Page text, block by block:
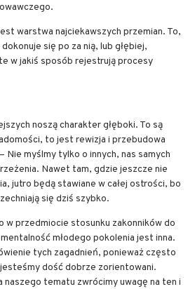
warstwa najciekawszych przemian. To,
się po za nią, lub głębiej,
w jakiś sposób rejestrują procesy
noszą charakter głęboki. To są
to jest rewizja i przebudowa
Nie myślmy tylko o innych, nas samych
Nawet tam, gdzie jeszcze nie
jutro będą stawiane w całej ostrości, bo
się dziś szybko.
w przedmiocie stosunku zakonników do
młodego pokolenia jest inna.
tych zagadnień, ponieważ często
dość dobrze zorientowani.
naszego tematu zwrócimy uwagę na ten i